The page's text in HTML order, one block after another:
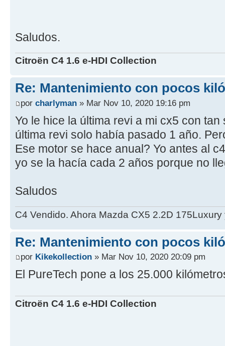
Saludos.
Citroën C4 1.6 e-HDI Collection
Re: Mantenimiento con pocos
por charlyman » Mar Nov 10, 2020 19:16 pm
Yo le hice la última revi a mi cx5 con
última revi solo había pasado 1 año.
Ese motor se hace anual? Yo antes al
yo se la hacía cada 2 años porque no
Saludos
C4 Vendido. Ahora Mazda CX5 2.2D
Re: Mantenimiento con pocos
por Kikekollection » Mar Nov 10, 2020 20:09 pm
El PureTech pone a los 25.000
Citroën C4 1.6 e-HDI Collection